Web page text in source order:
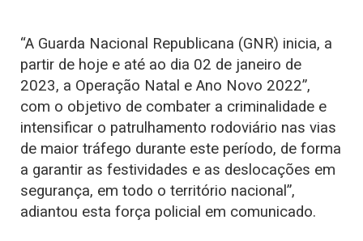
“A Guarda Nacional Republicana (GNR) inicia, a
partir de hoje e até ao dia 02 de janeiro de
2023, a Operação Natal e Ano Novo 2022”,
com o objetivo de combater a criminalidade e
intensificar o patrulhamento rodoviário nas vias
de maior tráfego durante este período, de forma
a garantir as festividades e as deslocações em
segurança, em todo o território nacional”,
adiantou esta força policial em comunicado.